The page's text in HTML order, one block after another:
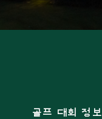
골프 대회 정보